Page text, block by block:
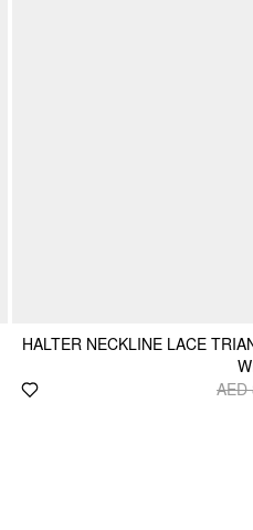
HALTER NECKLINE LACE
AED